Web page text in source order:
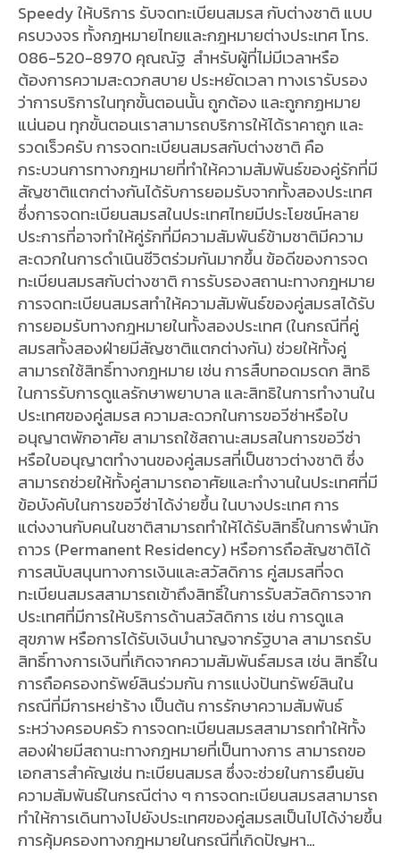
Speedy ให้บริการ รับจดทะเบียนสมรส กับต่างชาติ แบบ
ครบวงจร ทั้งกฎหมายไทยและกฎหมายต่างประเทศ โทร.
086-520-8970 คุณณัฐ สำหรับผู้ที่ไม่มีเวลาหรือ
ต้องการความสะดวกสบาย ประหยัดเวลา ทางเรารับรอง
ว่าการบริการในทุกขั้นตอนนั้น ถูกต้อง และถูกกฏหมาย
แน่นอน ทุกขั้นตอนเราสามารถบริการให้ได้ราคาถูก และ
รวดเร็วครับ การจดทะเบียนสมรสกับต่างชาติ คือ
กระบวนการทางกฎหมายที่ทำให้ความสัมพันธ์ของคู่รักที่มี
สัญชาติแตกต่างกันได้รับการยอมรับจากทั้งสองประเทศ
ซึ่งการจดทะเบียนสมรสในประเทศไทยมีประโยชน์หลาย
ประการที่อาจทำให้คู่รักที่มีความสัมพันธ์ข้ามชาติมีความ
สะดวกในการดำเนินชีวิตร่วมกันมากขึ้น ข้อดีของการจด
ทะเบียนสมรสกับต่างชาติ การรับรองสถานะทางกฎหมาย
การจดทะเบียนสมรสทำให้ความสัมพันธ์ของคู่สมรสได้รับ
การยอมรับทางกฎหมายในทั้งสองประเทศ (ในกรณีที่คู่
สมรสทั้งสองฝ่ายมีสัญชาติแตกต่างกัน) ช่วยให้ทั้งคู่
สามารถใช้สิทธิ์ทางกฎหมาย เช่น การสืบทอดมรดก สิทธิ
ในการรับการดูแลรักษาพยาบาล และสิทธิในการทำงานใน
ประเทศของคู่สมรส ความสะดวกในการขอวีซ่าหรือใบ
อนุญาตพักอาศัย สามารถใช้สถานะสมรสในการขอวีซ่า
หรือใบอนุญาตทำงานของคู่สมรสที่เป็นชาวต่างชาติ ซึ่ง
สามารถช่วยให้ทั้งคู่สามารถอาศัยและทำงานในประเทศที่มี
ข้อบังคับในการขอวีซ่าได้ง่ายขึ้น ในบางประเทศ การ
แต่งงานกับคนในชาติสามารถทำให้ได้รับสิทธิ์ในการพำนัก
ถาวร (Permanent Residency) หรือการถือสัญชาติได้
การสนับสนุนทางการเงินและสวัสดิการ คู่สมรสที่จด
ทะเบียนสมรสสามารถเข้าถึงสิทธิ์ในการรับสวัสดิการจาก
ประเทศที่มีการให้บริการด้านสวัสดิการ เช่น การดูแล
สุขภาพ หรือการได้รับเงินบำนาญจากรัฐบาล สามารถรับ
สิทธิ์ทางการเงินที่เกิดจากความสัมพันธ์สมรส เช่น สิทธิ์ใน
การถือครองทรัพย์สินร่วมกัน การแบ่งปันทรัพย์สินใน
กรณีที่มีการหย่าร้าง เป็นต้น การรักษาความสัมพันธ์
ระหว่างครอบครัว การจดทะเบียนสมรสสามารถทำให้ทั้ง
สองฝ่ายมีสถานะทางกฎหมายที่เป็นทางการ สามารถขอ
เอกสารสำคัญเช่น ทะเบียนสมรส ซึ่งจะช่วยในการยืนยัน
ความสัมพันธ์ในกรณีต่าง ๆ การจดทะเบียนสมรสสามารถ
ทำให้การเดินทางไปยังประเทศของคู่สมรสเป็นไปได้ง่ายขึ้น
การคุ้มครองทางกฎหมายในกรณีที่เกิดปัญหา…